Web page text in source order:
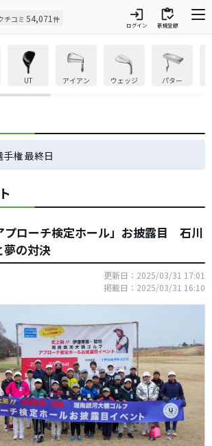
チコミ 54,071 件 login
ログイン
inventory
新規登録
UT アイアン ウェッジ パター
権 最終日
プローチ検定ホール」お披露目 石川
夢の対決
更新日：2025/03/31 17:01
掲載日：2025/03/31 16:10